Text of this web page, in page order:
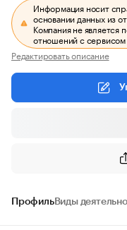
Информация носит
основании данных из
Компания не является
отношений с сервисом
Редактировать описание
ПрофильВиды